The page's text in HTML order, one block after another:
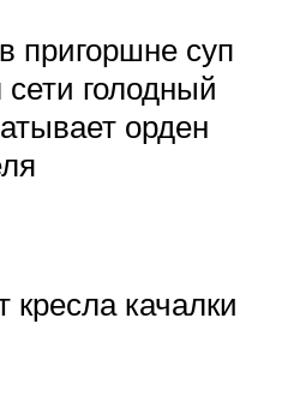
пригоршне суп
голодный
орден
кресла качалки